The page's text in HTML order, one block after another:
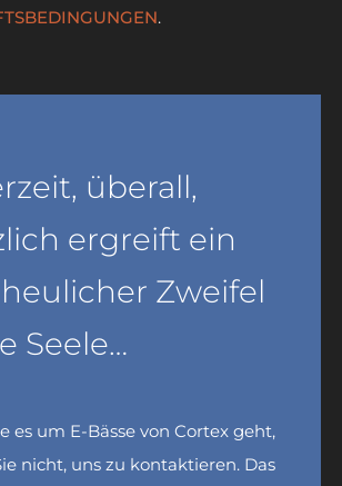
.
überall,
ergreift ein
Zweifel
Seele…
es um E-Bässe von Cortex geht,
nicht, uns zu kontaktieren. Das